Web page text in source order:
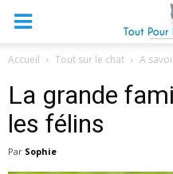
Accueil Tout sur le chat A
La grande
les félins
Par Sophie